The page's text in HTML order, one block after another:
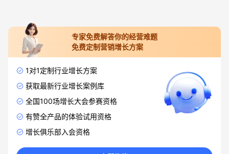
专家免费解答你的经营难题
免费定制营销增长方案
1对1定制行业增长方案
获取最新行业增长案例库
全国100场增长大会参赛资格
有赞全产品的体验试用资格
增长俱乐部入会资格